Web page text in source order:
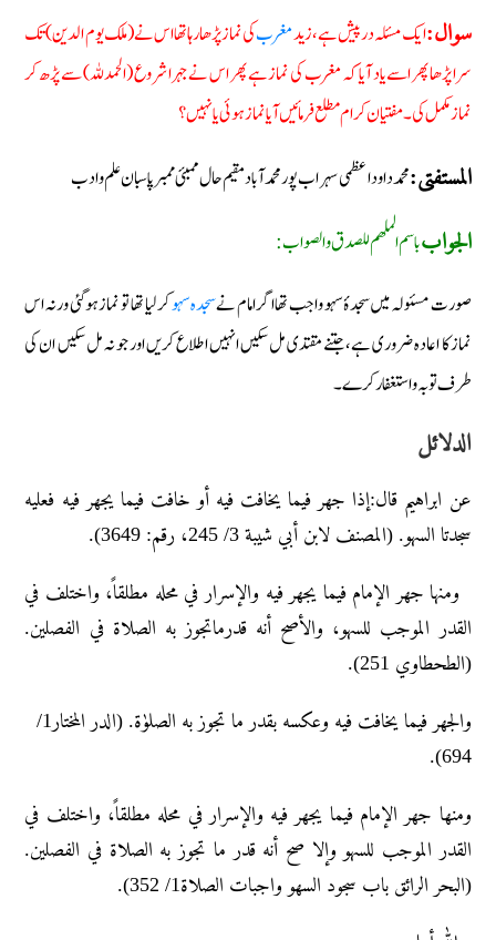
سوال:ایک مسئلہ در پیش ہے ، زیدمغربکی نماز پڑھا رہا تھا اس نے (ملک یوم الدین) تک
سرا پڑھا پھر اسے یاد آیا کہ مغرب کی نماز ہے پھر اس نے جہرا شروع (الحمد للہ) سے پڑھ کر
نماز مکمل کی۔ مفتیان کرام مطلع فرمائیں آیا نماز ہوئی یا نہیں؟
المستفتی:محمد داود اعظمی سہراب پور محمد آباد مقیم حال ممبئی ممبر پاسبان علم وادب
الجوابباسم الملهم للصدق والصواب:
صورت مسئولہ میں سجدۂ سہو واجب تھا اگر امام نےسجدہ سہوکر لیا تھا تو نماز ہوگئی ورنہ اس
نماز کا اعادہ ضروری ہے، جتنے مقتدی مل سکیں انہیں اطلاع کریں اور جو نہ مل سکیں ان کی
طرف توبہ واستغفار کرے۔
الدلائل
عن ابراهیم قال:إذا جهر فیما یخافت فیه أو خافت فیما یجهر فیه فعلیه
سجدتا السهو. (المصنف لابن أبي شیبة 3/ 245، رقم: 3649).
ومنها جهر الإمام فیما یجهر فیه والإسرار في محله مطلقاً، واختلف في
القدر الموجب للسهو، والأصح أنه قدرماتجوز به الصلاة في الفصلین.
(الطحطاوي 251).
والجھر فیما یخافت فیه وعکسه بقدر ما تجوز به الصلوٰة. (الدر المختار1/
694).
ومنھا جھر الإمام فیما یجھر فیه والإسرار في محله مطلقاً، واختلف في
القدر الموجب للسهو وإلا صح أنه قدر ما تجوز به الصلاة في الفصلین.
(البحر الرائق باب سجود السھو واجبات الصلاة1/ 352).